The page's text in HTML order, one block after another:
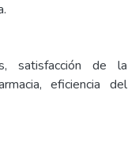
satisfacción de la
eficiencia del